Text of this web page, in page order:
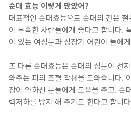
순대 효능 이렇게 많았어?
대표적인 순대효능으로 순대의 간은
이 부족한 사람들에개 좋다고 합니다.
이 있는 여성분과 성장기 어린이 들에
또 다른 순대효능은 순대의 성분이 선
와주는 피의 조혈 작용을 도와줍니다.
장이 약하신 분들에게 도움을 주고. 순
력저하를 방지 해 주기도 한다고 합니